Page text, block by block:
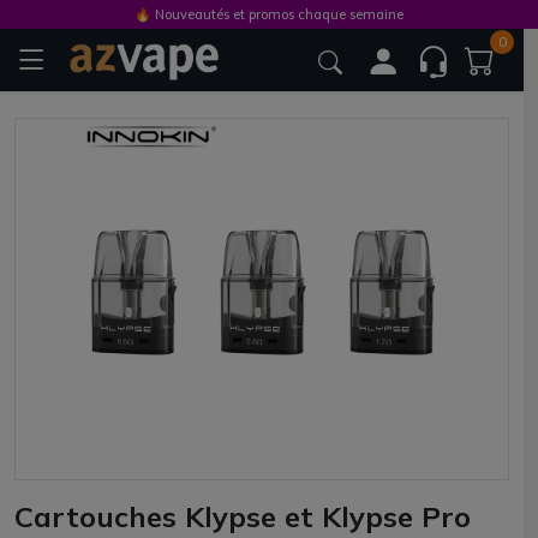
0
Cartouches Klypse et Klypse Pro
🔥 Nouveautés et promos chaque semaine